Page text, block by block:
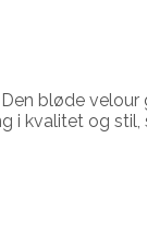
bløde
i kvalitet og